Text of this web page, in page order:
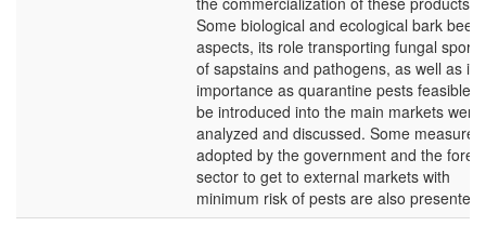
Some biological and ecological bark
aspects, its role transporting fungal
of sapstains and pathogens, as well as its
importance as quarantine pests feasible
be introduced into the main markets were
analyzed and discussed. Some measures
adopted by the government and the
sector to get to external markets with
minimum risk of pests are also presented.